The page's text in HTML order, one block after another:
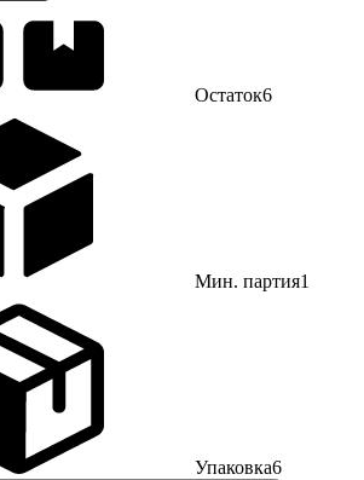
Остаток6
Мин. партия1
Упаковка6